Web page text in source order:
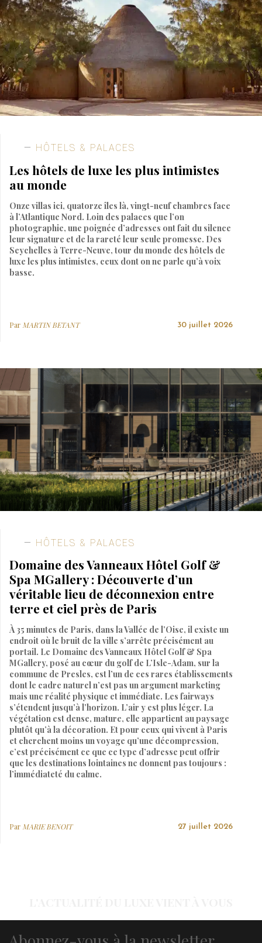
HÔTELS & PALACES
Les hôtels de luxe les plus intimistes
au monde
Onze villas ici, quatorze îles là, vingt-neuf chambres face
à l’Atlantique Nord. Loin des palaces que l’on
photographie, une poignée d’adresses ont fait du silence
leur signature et de la rareté leur seule promesse. Des
Seychelles à Terre-Neuve, tour du monde des hôtels de
luxe les plus intimistes, ceux dont on ne parle qu’à voix
basse.
Par MARTIN BETANT 30 juillet 2026
HÔTELS & PALACES
Domaine des Vanneaux Hôtel Golf &
Spa MGallery : Découverte d’un
véritable lieu de déconnexion entre
terre et ciel près de Paris
À 35 minutes de Paris, dans la Vallée de l’Oise, il existe un
endroit où le bruit de la ville s’arrête précisément au
portail. Le Domaine des Vanneaux Hôtel Golf & Spa
MGallery, posé au cœur du golf de L’Isle-Adam, sur la
commune de Presles, est l’un de ces rares établissements
dont le cadre naturel n’est pas un argument marketing
mais une réalité physique et immédiate. Les fairways
s’étendent jusqu’à l’horizon. L’air y est plus léger. La
végétation est dense, mature, elle appartient au paysage
plutôt qu’à la décoration. Et pour ceux qui vivent à Paris
et cherchent moins un voyage qu’une décompression,
c’est précisément ce que ce type d’adresse peut offrir
que les destinations lointaines ne donnent pas toujours :
l’immédiateté du calme.
ParMARIE BENOIT 27 juillet 2026